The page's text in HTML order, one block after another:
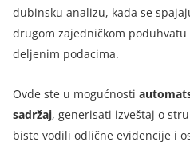
dubinsku analizu, kada se
drugom zajedničkom
deljenim podacima.
Ovde ste u mogućnosti
sadržaj, generisati izveštaj o
biste vodili odlične evidencije i